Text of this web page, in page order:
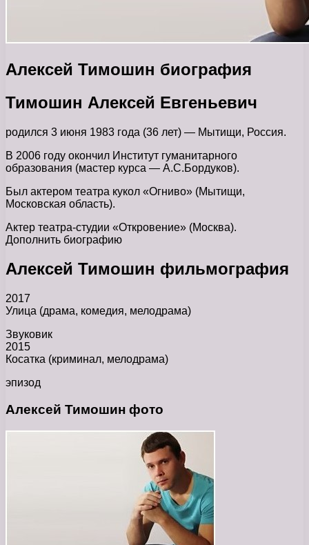
Алексей Тимошин биография
Тимошин Алексей Евгеньевич
родился 3 июня 1983 года (36 лет) — Мытищи, Россия.
В 2006 году окончил Институт гуманитарного
образования (мастер курса — А.С.Бордуков).
Был актером театра кукол «Огниво» (Мытищи,
Московская область).
Актер театра-студии «Откровение» (Москва).
Дополнить биографию
Алексей Тимошин фильмография
2017
Улица (драма, комедия, мелодрама)
Звуковик
2015
Косатка (криминал, мелодрама)
эпизод
Алексей Тимошин фото